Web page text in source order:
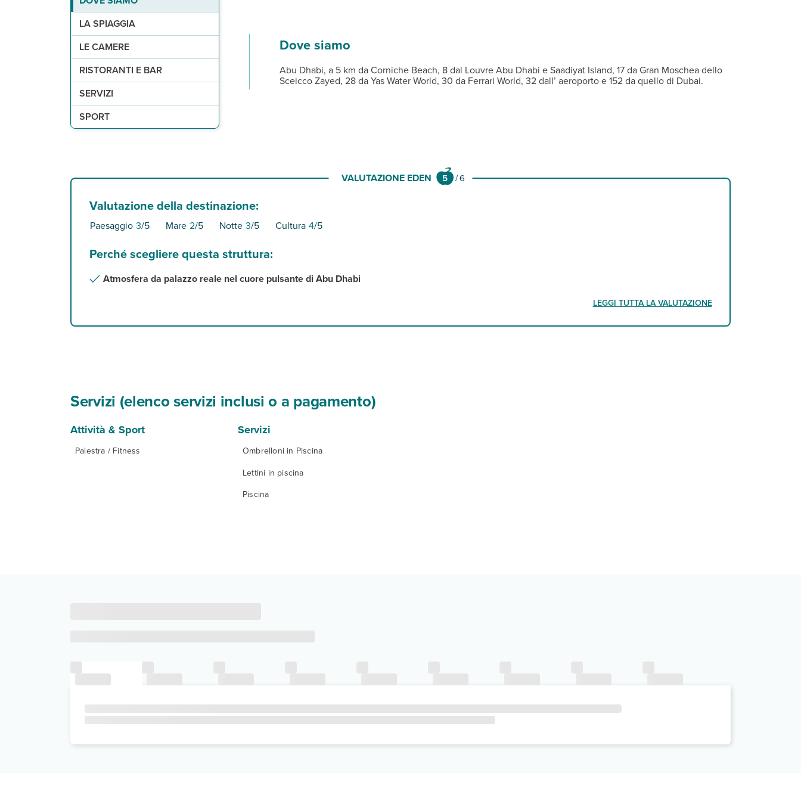
LA SPIAGGIA
LE CAMERE
RISTORANTI E BAR
SERVIZI
SPORT
Dove siamo
Abu Dhabi, a 5 km da Corniche Beach, 8 dal Louvre Abu Dhabi e Saadiyat Island, 17 da Gran Moschea dello
Sceicco Zayed, 28 da Yas Water World, 30 da Ferrari World, 32 dall’ aeroporto e 152 da quello di Dubai.
di sabbia, la più vicina è Corniche beach, a 5 km, in parte attrezzata con ombrelloni e lettini a pagamento e in parte libera
335 camere (35 m
a pagamento, 1 ristorante a buffet e uno à la carte con cucina italiana e pizza.
1 piccola piscina con ombrelloni e lettini a disposizione degli ospiti (teli mare non disponibili), connessione wi-fi gratuita anche nelle aree comuni e sala fitness.
palestra.
VALUTAZIONE EDEN 5 /6
Valutazione della destinazione:
Paesaggio 3/5 Mare 2/5 Notte 3/5 Cultura 4/5
Perché scegliere questa struttura:
Atmosfera da palazzo reale nel cuore pulsante di Abu Dhabi
LEGGI TUTTA LA VALUTAZIONE
Servizi (elenco servizi inclusi o a pagamento)
Attività & Sport
Palestra / Fitness
Servizi
Ombrelloni in Piscina
Lettini in piscina
Piscina